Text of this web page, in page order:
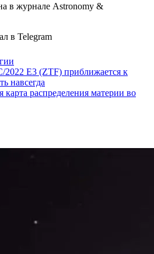
в журнале Astronomy &
в Telegram
2022 E3 (ZTF) приближается к
навсегда
карта распределения материи во